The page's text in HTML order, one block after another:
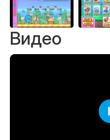
Видео